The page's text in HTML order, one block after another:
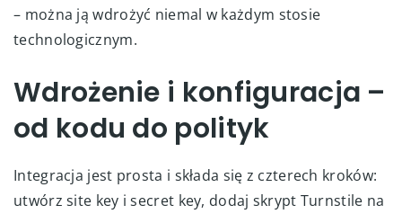
– można ją wdrożyć niemal w każdym stosie
technologicznym.
Wdrożenie i konfiguracja –
od kodu do polityk
Integracja jest prosta i składa się z czterech kroków:
utwórz site key i secret key, dodaj skrypt Turnstile na